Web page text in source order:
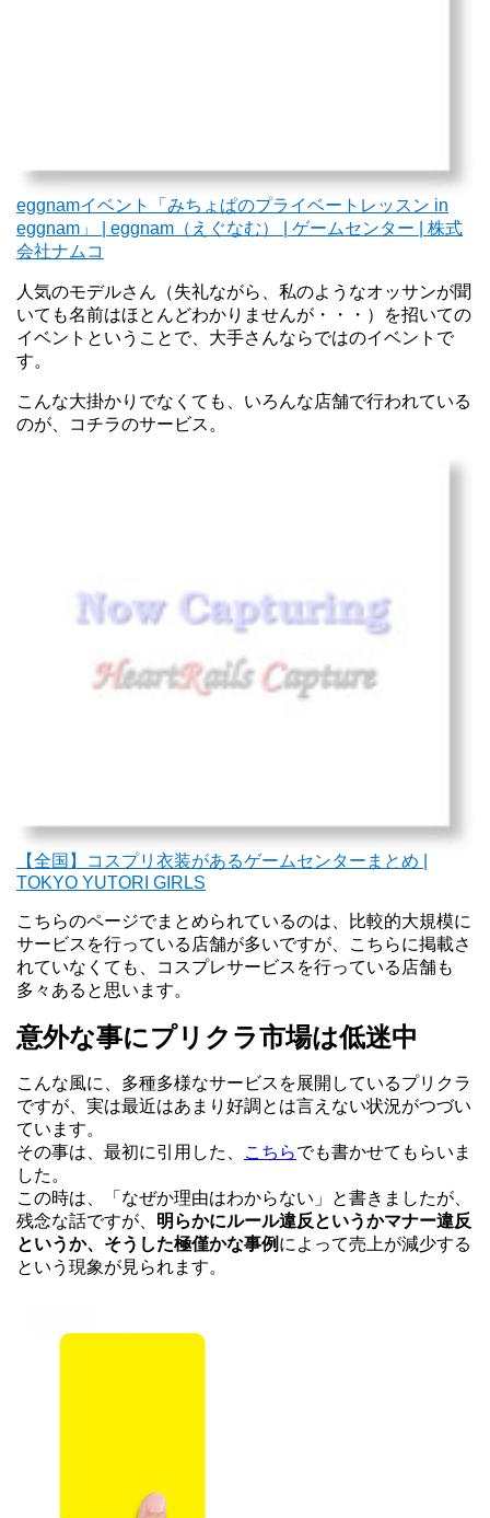
eggnamイベント「みちょぱのプライベートレッスン in
eggnam」 | eggnam（えぐなむ） | ゲームセンター | 株式
会社ナムコ
人気のモデルさん（失礼ながら、私のようなオッサンが聞
いても名前はほとんどわかりませんが・・・）を招いての
イベントということで、大手さんならではのイベントで
す。
こんな大掛かりでなくても、いろんな店舗で行われている
のが、コチラのサービス。
【全国】コスプリ衣装があるゲームセンターまとめ |
TOKYO YUTORI GIRLS
こちらのページでまとめられているのは、比較的大規模に
サービスを行っている店舗が多いですが、こちらに掲載さ
れていなくても、コスプレサービスを行っている店舗も
多々あると思います。
意外な事にプリクラ市場は低迷中
こんな風に、多種多様なサービスを展開しているプリクラ
ですが、実は最近はあまり好調とは言えない状況がつづい
ています。
その事は、最初に引用した、
こちらでも書かせてもらいま
した。
この時は、「なぜか理由はわからない」と書きましたが、
残念な話ですが、 明らかにルール違反というかマナー違反
というか、そうした極僅かな事例 によって売上が減少する
という現象が見られます。